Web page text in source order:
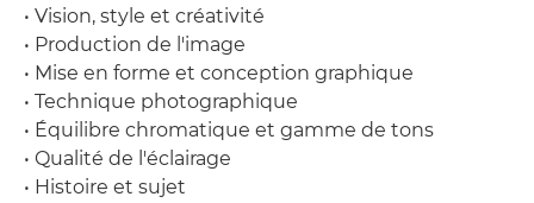
• Vision, style et créativité
• Production de l'image
• Mise en forme et conception graphique
• Technique photographique
• Équilibre chromatique et gamme de tons
• Qualité de l'éclairage
• Histoire et sujet